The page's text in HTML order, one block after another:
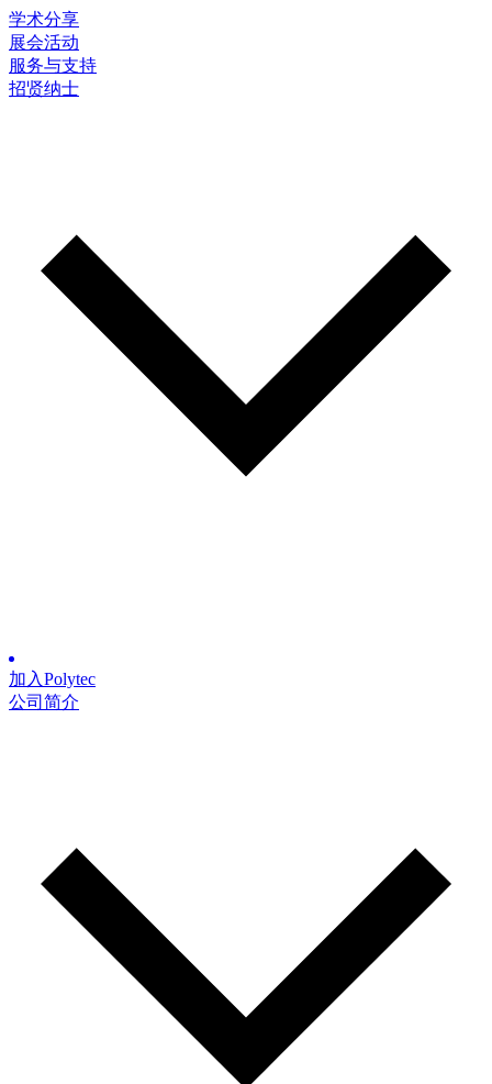
学术分享
展会活动
服务与支持
招贤纳士
加入Polytec
公司简介